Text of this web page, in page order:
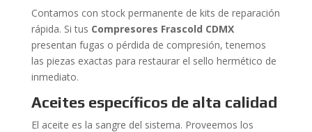
Contamos con stock permanente de kits de reparación
rápida. Si tus Compresores Frascold CDMX
presentan fugas o pérdida de compresión, tenemos
las piezas exactas para restaurar el sello hermético de
inmediato.
Aceites específicos de alta calidad
El aceite es la sangre del sistema. Proveemos los